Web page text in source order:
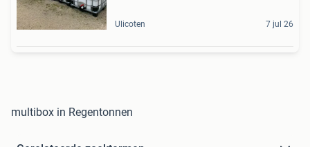
Ulicoten 7 jul 26
multibox in Regentonnen